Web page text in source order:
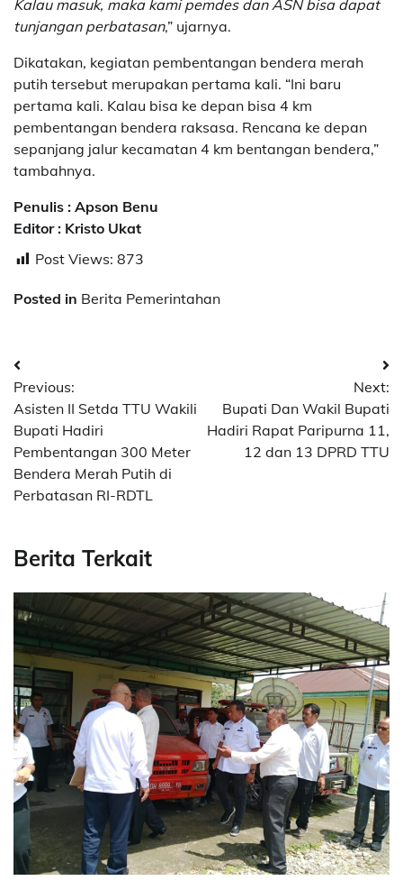
Kalau masuk, maka kami pemdes dan ASN bisa dapat
tunjangan perbatasan,” ujarnya.
Dikatakan, kegiatan pembentangan bendera merah
putih tersebut merupakan pertama kali. “Ini baru
pertama kali. Kalau bisa ke depan bisa 4 km
pembentangan bendera raksasa. Rencana ke depan
sepanjang jalur kecamatan 4 km bentangan bendera,”
tambahnya.
Penulis : Apson Benu
Editor : Kristo Ukat
Post Views: 873
Posted in Berita Pemerintahan
Post
navigation
Previous:
Asisten II Setda TTU Wakili
Bupati Hadiri
Pembentangan 300 Meter
Bendera Merah Putih di
Perbatasan RI-RDTL
Next:
Bupati Dan Wakil Bupati
Hadiri Rapat Paripurna 11,
12 dan 13 DPRD TTU
Berita Terkait